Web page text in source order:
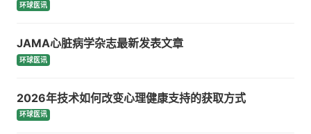
环球医讯
JAMA心脏病学杂志最新发表文章
环球医讯
2026年技术如何改变心理健康支持的获取方式
环球医讯